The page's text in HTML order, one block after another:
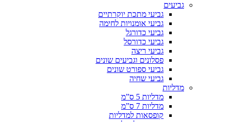
גביעים
גביעי מתכת יוקרתיים
גביעי אומנויות לחימה
גביעי כדורגל
גביעי כדורסל
גביעי ריצה
פסלונים וגביעים שונים
גביעי ספורט שונים
גביעי שחיה
מדליות
מדליות 5 ס”מ
מדליות 7 ס”מ
קופסאות למדליות